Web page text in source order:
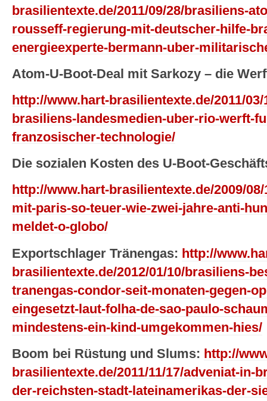
brasilientexte.de/2011/09/28/brasiliens-
rousseff-regierung-mit-deutscher-hilfe-
energieexperte-bermann-uber-
Atom-U-Boot-Deal mit Sarkozy – die
http://www.hart-brasilientexte.de/2011/
brasiliens-landesmedien-uber-rio-werft-
franzosischer-technologie/
Die sozialen Kosten des U-Boot-
http://www.hart-brasilientexte.de/2009/
mit-paris-so-teuer-wie-zwei-jahre-anti-
meldet-o-globo/
Exportschlager Tränengas: http://
brasilientexte.de/2012/01/10/brasiliens-
tranengas-condor-seit-monaten-gegen-
eingesetzt-laut-folha-de-sao-paulo-
mindestens-ein-kind-umgekommen-hies/
Boom bei Rüstung und Slums: http://
brasilientexte.de/2011/11/17/adveniat-in-
der-reichsten-stadt-lateinamerikas-der-